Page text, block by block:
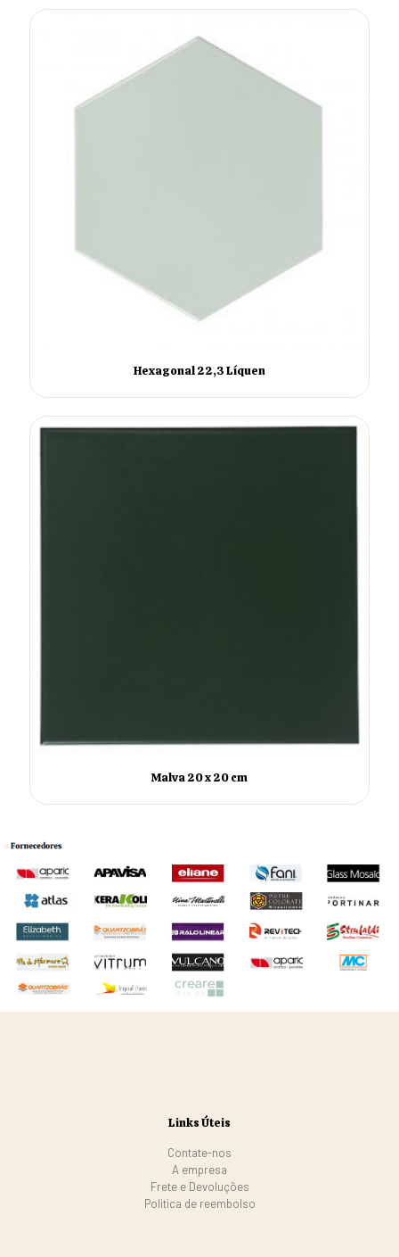
Hexagonal 22,3 Líquen
Malva 20 x 20 cm
Links Úteis
Contate-nos
A empresa
Frete e Devoluções
Politica de reembolso